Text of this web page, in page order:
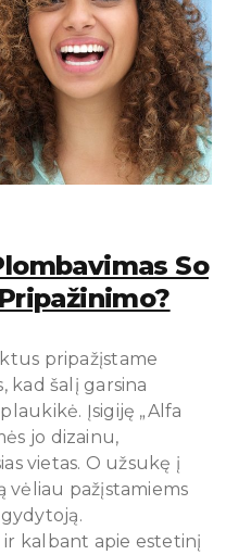
So
pripažįstame
kad šalį garsina
Įsigiję „Alfa
jo dizainu,
vietas. O užsukę į
vėliau pažįstamiems
kalbant apie estetinį